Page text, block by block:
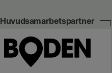
Huvudsamarbetspartner